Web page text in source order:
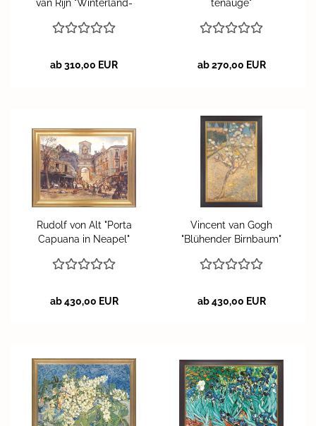
van Rijn "Win­ter­land­
ab 310,00 EUR
ten­au­ge"
ab 270,00 EUR
Ru­dolf von Alt "Porta
Ca­pua­na in Nea­pel"
ab 430,00 EUR
Vin­cent van Gogh
"Blü­hen­der Birn­baum"
ab 430,00 EUR